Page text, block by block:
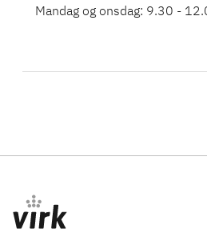
Mandag og onsdag: 9.30 -